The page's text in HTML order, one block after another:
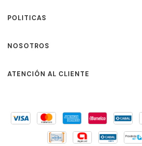
POLITICAS
NOSOTROS
ATENCIÓN AL CLIENTE